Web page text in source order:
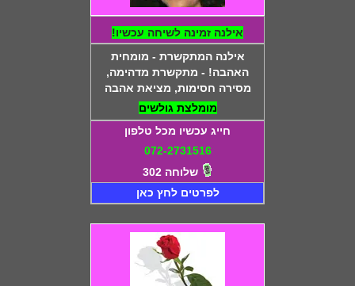
אילנה זמינה לשיחה עכשיו!
אילנה המתקשרת - מומחית
האהבה! - מתקשרת מדהימה,
מסירה חסימות, מציאת אהבה
מומלצת גולשים
חייג עכשיו מכל טלפון
072-2731516
שלוחה 302
לפרטים לחץ כאן